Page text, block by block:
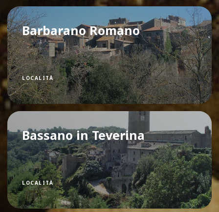
Barbarano Romano
LOCALITÀ
Bassano in Teverina
LOCALITÀ